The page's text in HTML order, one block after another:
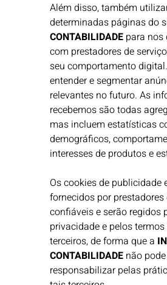
Além disso, também
determinadas páginas do
CONTABILIDADE para
com prestadores de
seu comportamento
entender e segmentar
relevantes no futuro. As
recebemos são todas
mas incluem estatísticas
demográficos,
interesses de produtos e
Os cookies de publicidade
fornecidos por prestadores
confiáveis e serão regidos
privacidade e pelos
terceiros, de forma que a
CONTABILIDADE não
responsabilizar pelas